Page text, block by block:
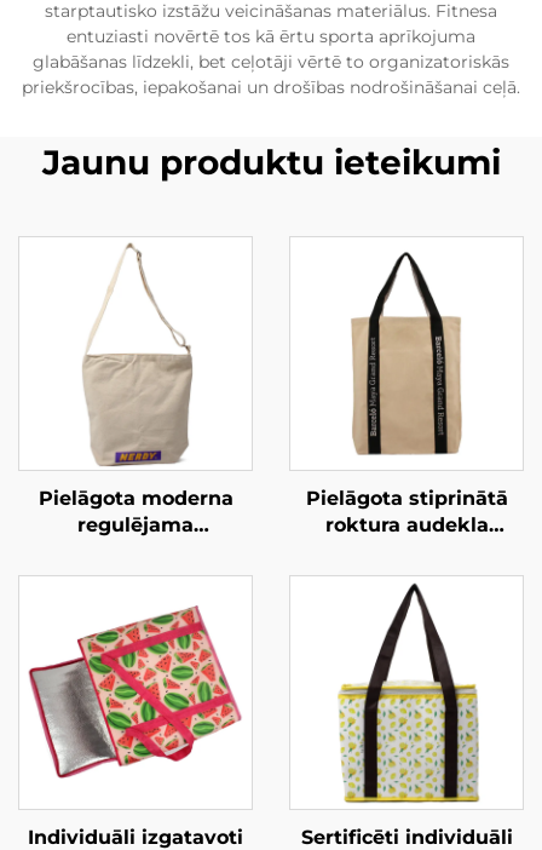
starptautisko izstāžu veicināšanas materiālus. Fitnesa
entuziasti novērtē tos kā ērtu sporta aprīkojuma
glabāšanas līdzekli, bet ceļotāji vērtē to organizatoriskās
priekšrocības, iepakošanai un drošības nodrošināšanai ceļā.
Jaunu produktu ieteikumi
Pielāgota moderna
regulējama
pārnēsājamā maisiņa
– pielāgoti krāsu
risinājumi ielas
apģērbam
Pielāgota stiprinātā
roktura audekla
– izturīga, lielu svaru
izturīga nesama soma
ikdienas lietošanai
Individuāli izgatavoti
Sertificēti individuāli